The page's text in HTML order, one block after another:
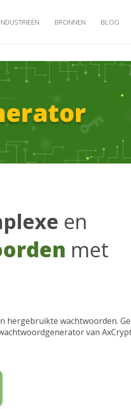
INDUSTRIEËN BRONNEN BLOG
en
met
hergebruikte wachtwoorden.
van